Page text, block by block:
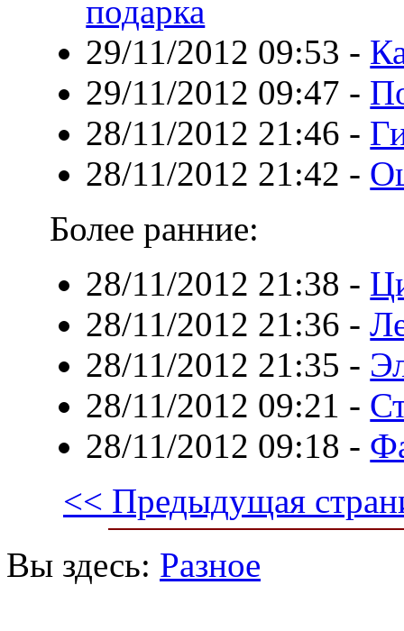
подарка
29/11/2012 09:53 -
29/11/2012 09:47 -
28/11/2012 21:46 -
28/11/2012 21:42 -
Более ранние:
28/11/2012 21:38 -
28/11/2012 21:36 -
28/11/2012 21:35 -
28/11/2012 09:21 -
28/11/2012 09:18 -
<< Предыдущая
Вы здесь: Разное